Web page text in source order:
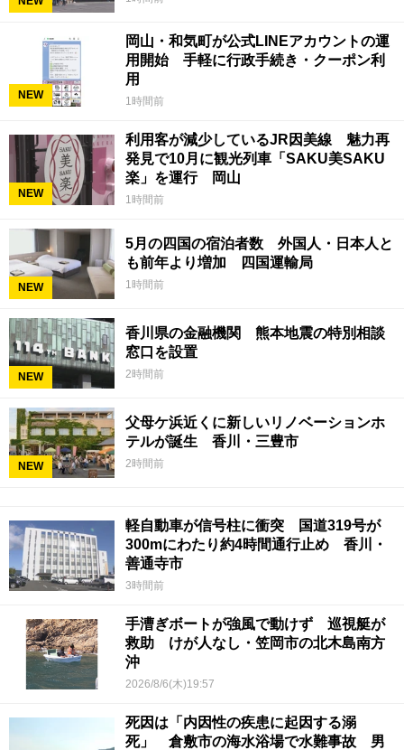
NEW
岡山・和気町が公式LINEアカウントの運
用開始 手軽に行政手続き・クーポン利
用
1時間前
NEW
利用客が減少しているJR因美線 魅力再
発見で10月に観光列車「SAKU美SAKU
楽」を運行 岡山
1時間前
NEW
5月の四国の宿泊者数 外国人・日本人と
も前年より増加 四国運輸局
1時間前
NEW
香川県の金融機関 熊本地震の特別相談
窓口を設置
2時間前
NEW
父母ケ浜近くに新しいリノベーションホ
テルが誕生 香川・三豊市
2時間前
軽自動車が信号柱に衝突 国道319号が
300mにわたり約4時間通行止め 香川・
善通寺市
3時間前
手漕ぎボートが強風で動けず 巡視艇が
救助 けが人なし・笠岡市の北木島南方
沖
2026/8/6(木)19:57
死因は「内因性の疾患に起因する溺
死」 倉敷市の海水浴場で水難事故 男